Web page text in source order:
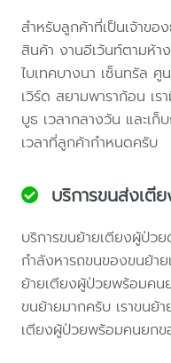
สำหรับลูกค้าที่เป็นเจ้าข
สินค้า งานอีเว้นท์ตามห้า
ไบเทคบางนา เซ็นทรัล
เวิร์ด สยามพาราก้อน เ
บูธ เวลากลางวัน และเ
เวลาที่ลูกค้ากำหนดครับ
บริการขนส่งเตี
บริการขนย้ายเตียงผู้ป่ว
กำลังหารถขนของขนย้า
ย้ายเตียงผู้ป่วยพร้อมค
ขนย้ายมากครับ เราขนย้า
เตียงผู้ป่วยพร้อมคนยกข